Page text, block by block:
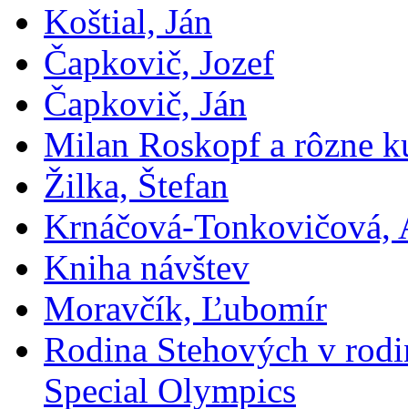
Koštial, Ján
Čapkovič, Jozef
Čapkovič, Ján
Milan Roskopf a rôzne
Žilka, Štefan
Krnáčová-Tonkovičová,
Kniha návštev
Moravčík, Ľubomír
Rodina Stehových v
Special Olympics